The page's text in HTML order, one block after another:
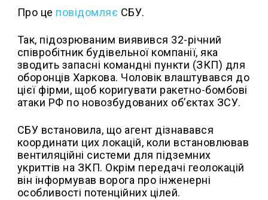
Про це повідомляє СБУ.
Так, підозрюваним виявився 32-річний
співробітник будівельної компанії, яка
зводить запасні командні пункти (ЗКП) для
оборонців Харкова. Чоловік влаштувався до
цієї фірми, щоб коригувати ракетно-бомбові
атаки РФ по новозбудованих об’єктах ЗСУ.
СБУ встановила, що агент дізнавався
координати цих локацій, коли встановлював
вентиляційні системи для підземних
укриттів на ЗКП. Окрім передачі геолокацій
він інформував ворога про інженерні
особливості потенційних цілей.